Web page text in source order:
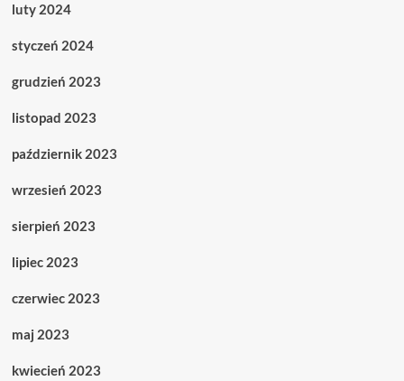
luty 2024
styczeń 2024
grudzień 2023
listopad 2023
październik 2023
wrzesień 2023
sierpień 2023
lipiec 2023
czerwiec 2023
maj 2023
kwiecień 2023